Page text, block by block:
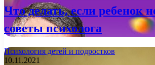
Что делать, если ребенок
советы психолога
Психология детей и подростков
10.11.2021